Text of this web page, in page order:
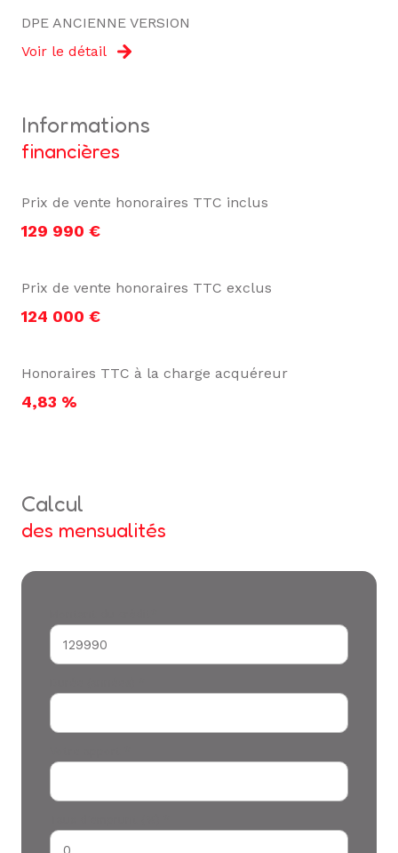
DPE ANCIENNE VERSION
Voir le détail
informations
financières
Prix de vente honoraires TTC inclus
129 990 €
Prix de vente honoraires TTC exclus
124 000 €
Honoraires TTC à la charge acquéreur
4,83 %
calcul
des mensualités